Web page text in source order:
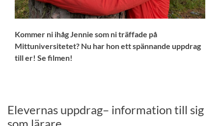
Kommer ni ihåg Jennie som ni träffade på
Mittuniversitetet? Nu har hon ett spännande uppdrag
till er! Se filmen!
Elevernas uppdrag– information till sig